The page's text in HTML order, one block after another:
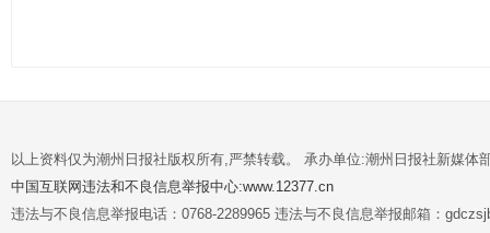
以上资料仅为潮州日报社版权所有,严禁转载。 承办单位:潮州日报社新媒体
中国互联网违法和不良信息举报中心:www.12377.cn
违法与不良信息举报电话：0768-2289965 违法与不良信息举报邮箱：